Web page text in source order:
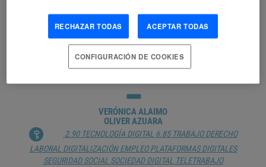
PLATAFORMAS DIGITALES Y
TELETRABAJO EN LA NUEVA
VERÓNICA ALAIMO
OLIVER AZUARA
2.90 TECNOLOGÍA DIGITAL 6.85 TRABAJO DERECHO
LABORAL DIGITALIZACIÓN EMPLEO PLATAFORMAS DIGITALES
SEGURIDAD SOCIAL SOCIEDAD DIGITAL TELETRABAJO
RECHAZAR TODAS ACEPTAR TODAS
CONFIGURACIÓN DE COOKIES